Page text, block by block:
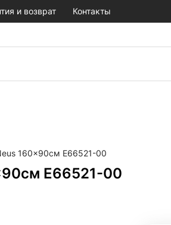
и возврат Контакты
160x90см E66521-00
E66521-00